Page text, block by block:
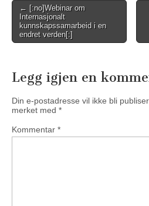
Post
navigation
← [:no]Webinar om
Internasjonalt
kunnskapssamarbeid i en
endret verden[:]
Legg igjen en
Din e-postadresse vil ikke bli
merket med *
Kommentar *